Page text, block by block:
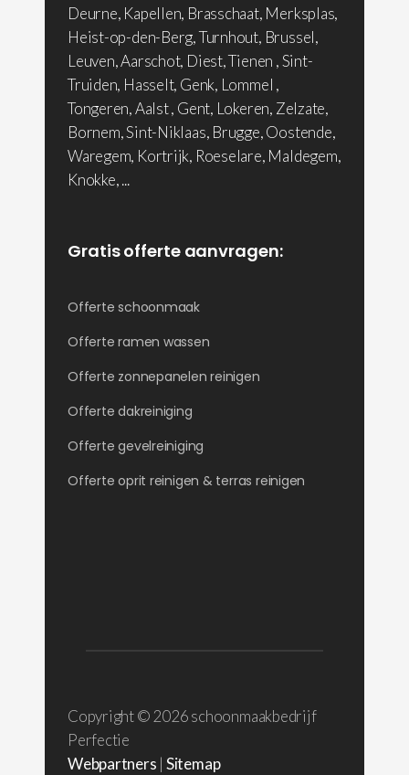
Deurne, Kapellen, Brasschaat, Merksplas,
Heist-op-den-Berg, Turnhout, Brussel,
Leuven, Aarschot, Diest, Tienen , Sint-
Truiden, Hasselt, Genk, Lommel ,
Tongeren, Aalst , Gent, Lokeren, Zelzate,
Bornem, Sint-Niklaas, Brugge, Oostende,
Waregem, Kortrijk, Roeselare, Maldegem,
Knokke, ...
Gratis offerte aanvragen:
Offerte schoonmaak
Offerte ramen wassen
Offerte zonnepanelen reinigen
Offerte dakreiniging
Offerte gevelreiniging
Offerte oprit reinigen & terras reinigen
Copyright © 2026 schoonmaakbedrijf
Perfectie
Webpartners | Sitemap